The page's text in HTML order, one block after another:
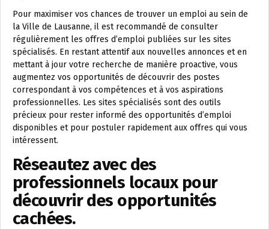
Pour maximiser vos chances de trouver un emploi au sein de
la Ville de Lausanne, il est recommandé de consulter
régulièrement les offres d’emploi publiées sur les sites
spécialisés. En restant attentif aux nouvelles annonces et en
mettant à jour votre recherche de manière proactive, vous
augmentez vos opportunités de découvrir des postes
correspondant à vos compétences et à vos aspirations
professionnelles. Les sites spécialisés sont des outils
précieux pour rester informé des opportunités d’emploi
disponibles et pour postuler rapidement aux offres qui vous
intéressent.
Réseautez avec des
professionnels locaux pour
découvrir des opportunités
cachées.